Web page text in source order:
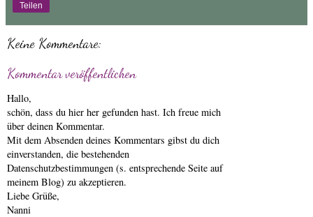
Teilen
Keine Kommentare:
Kommentar veröffentlichen
Hallo,
schön, dass du hier her gefunden hast. Ich freue mich
über deinen Kommentar.
Mit dem Absenden deines Kommentars gibst du dich
einverstanden, die bestehenden
Datenschutzbestimmungen (s. entsprechende Seite auf
meinem Blog) zu akzeptieren.
Liebe Grüße,
Nanni